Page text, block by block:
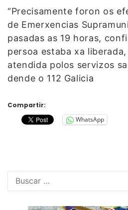
“Precisamente foron os
de Emerxencias
pasadas as 19 horas,
persoa estaba xa
atendida polos servizos
dende o 112 Galicia
Compartir:
WhatsApp